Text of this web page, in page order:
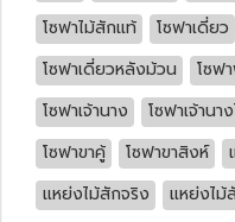
โซฟาไม้สักแท้
โซฟาเดี่ยว
โซฟาเดี่ยวหลังม้วน
โซฟ
โซฟาเจ้านาง
โซฟาเจ้านา
โซฟาขาคู้
โซฟาขาสิงห์
แหย่งไม้สักจริง
แหย่งไม้